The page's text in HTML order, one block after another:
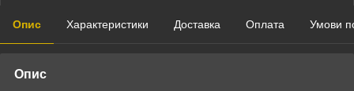
Опис Характеристики Доставка Оплата Умови
Опис